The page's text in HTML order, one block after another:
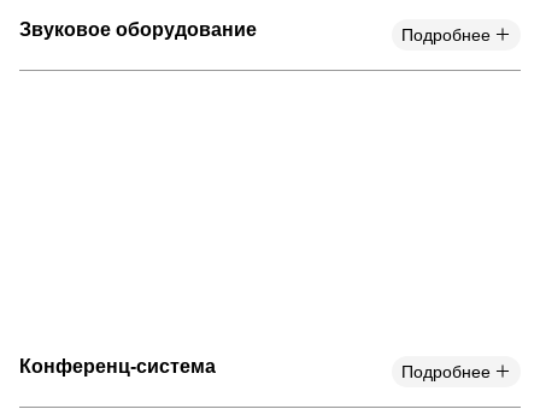
Звуковое оборудование Подробнее
Конференц-система Подробнее